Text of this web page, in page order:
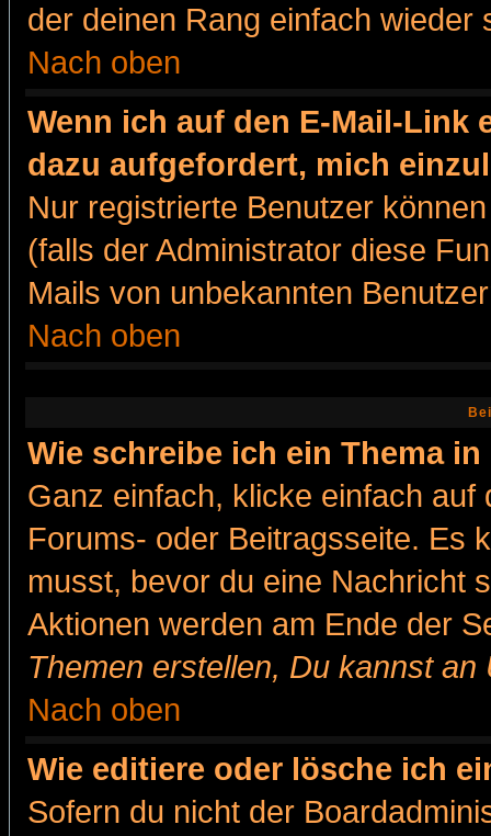
der deinen Rang einfach wieder
Nach oben
Wenn ich auf den E-Mail-Link
dazu aufgefordert, mich
Nur registrierte Benutzer
(falls der Administrator diese
Mails von unbekannten
Nach oben
Wie schreibe ich ein Thema
Ganz einfach, klicke einfach
Forums- oder Beitragsseite. Es
musst, bevor du eine Nachricht
Aktionen werden am Ende der
Themen erstellen, Du kannst
Nach oben
Wie editiere oder lösche ich
Sofern du nicht der